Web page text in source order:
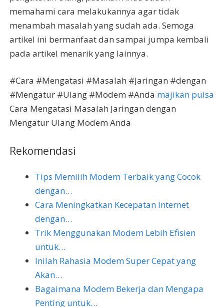
memahami cara melakukannya agar tidak
menambah masalah yang sudah ada. Semoga
artikel ini bermanfaat dan sampai jumpa kembali
pada artikel menarik yang lainnya.
#Cara #Mengatasi #Masalah #Jaringan #dengan
#Mengatur #Ulang #Modem #Anda majikan pulsa
Cara Mengatasi Masalah Jaringan dengan
Mengatur Ulang Modem Anda
Rekomendasi
Tips Memilih Modem Terbaik yang Cocok
dengan…
Cara Meningkatkan Kecepatan Internet
dengan…
Trik Menggunakan Modem Lebih Efisien
untuk…
Inilah Rahasia Modem Super Cepat yang
Akan…
Bagaimana Modem Bekerja dan Mengapa
Penting untuk…